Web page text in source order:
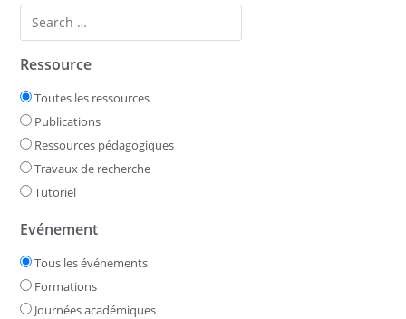
Ressource
Toutes les ressources
Publications
Ressources pédagogiques
Travaux de recherche
Tutoriel
Evénement
Tous les événements
Formations
Journées académiques